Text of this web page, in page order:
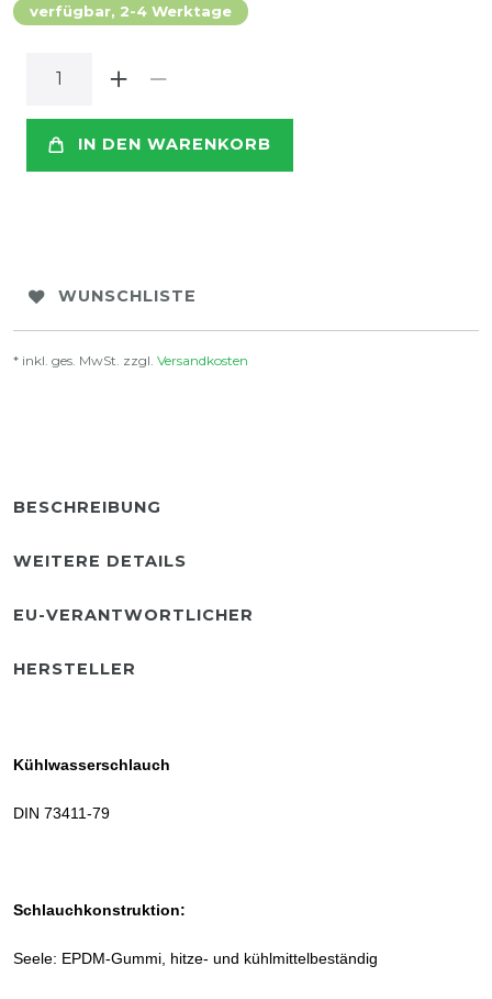
verfügbar, 2-4 Werktage
IN DEN WARENKORB
WUNSCHLISTE
* inkl. ges. MwSt. zzgl. Versandkosten
BESCHREIBUNG
WEITERE DETAILS
EU-VERANTWORTLICHER
HERSTELLER
Kühlwasserschlauch
DIN 73411-79
Schlauchkonstruktion:
Seele: EPDM-Gummi, hitze- und kühlmittelbeständig